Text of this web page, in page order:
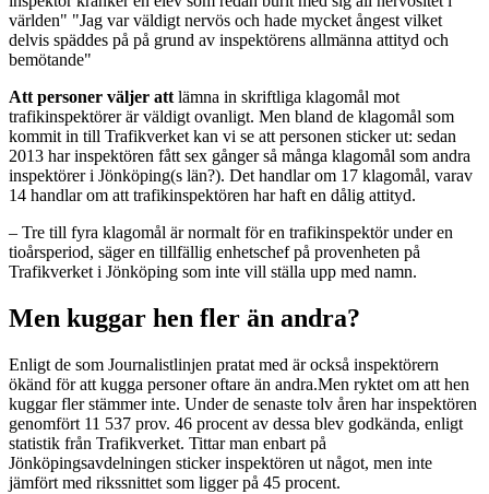
Att personer väljer attlämna in skriftliga klagomål mot
trafikinspektörer är väldigt ovanligt. Men bland de klagomål som
kommit in till Trafikverket kan vi se att personen sticker ut: sedan
2013 har inspektören fått sex gånger så många klagomål som andra
inspektörer i Jönköping(s län?). Det handlar om 17 klagomål, varav
14 handlar om att trafikinspektören har haft en dålig attityd.
– Tre till fyra klagomål är normalt för en trafikinspektör under en
tioårsperiod, säger en tillfällig enhetschef på provenheten på
Trafikverket i Jönköping som inte vill ställa upp med namn.
Men kuggar hen fler än andra?
Enligt de som Journalistlinjen pratat med är också inspektörern
ökänd för att kugga personer oftare än andra.Men ryktet om att hen
kuggar fler stämmer inte. Under de senaste tolv åren har inspektören
genomfört 11 537 prov. 46 procent av dessa blev godkända, enligt
statistik från Trafikverket. Tittar man enbart på
Jönköpingsavdelningen sticker inspektören ut något, men inte
jämfört med rikssnittet som ligger på 45 procent.